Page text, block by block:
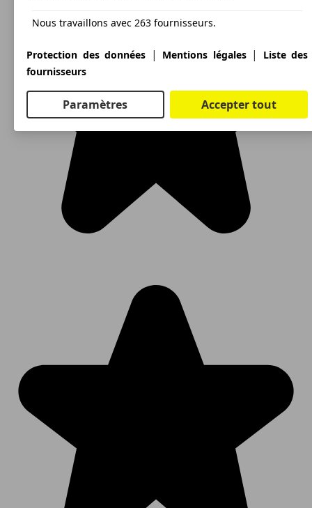
Nous travaillons avec 263 fournisseurs.
Protection des données | Mentions légales|
Liste des
fournisseurs
Paramètres Accepter tout